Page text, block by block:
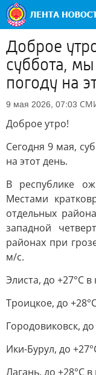
Доброе
суббота,
погоду на
9 мая 2026, 07:03
Доброе утро!
Сегодня 9 мая,
на этот день.
В республике
Местами
отдельных
западной
районах при
м/с.
Элиста, до +27°C
Троицкое, до
Городовиковск, до
Ики-Бурул, до
Лагань, до +28°C